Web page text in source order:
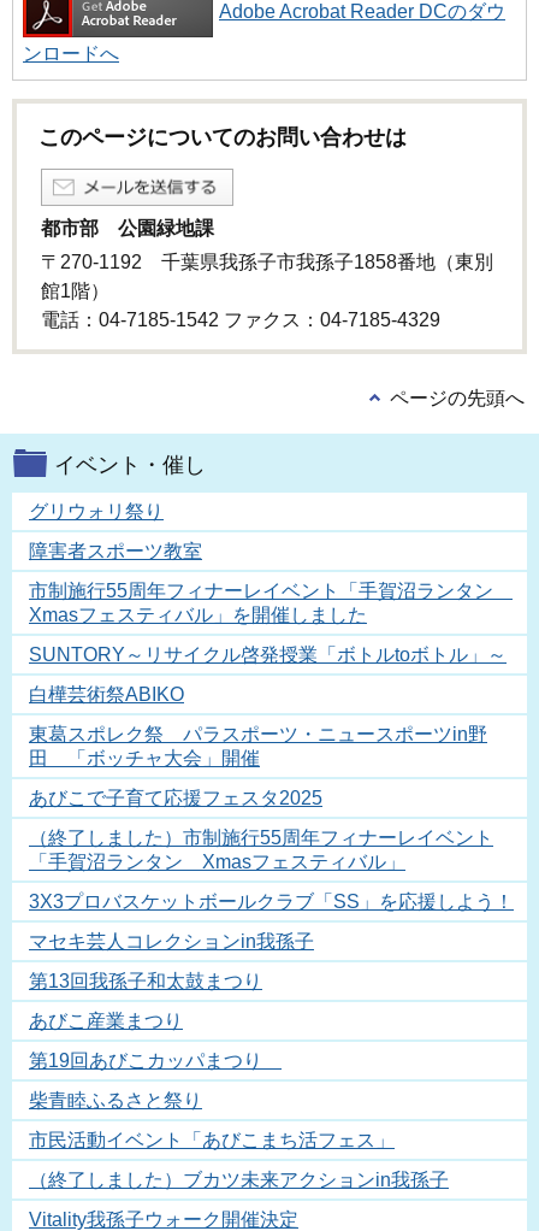
Adobe Acrobat Reader DCのダウ
ンロードへ
このページについてのお問い合わせは
都市部 公園緑地課
〒270-1192 千葉県我孫子市我孫子1858番地（東別
館1階）
電話：04-7185-1542 ファクス：04-7185-4329
ページの先頭へ
イベント・催し
グリウォリ祭り
障害者スポーツ教室
市制施行55周年フィナーレイベント「手賀沼ランタン
Xmasフェスティバル」を開催しました
SUNTORY～リサイクル啓発授業「ボトルtoボトル」～
白樺芸術祭ABIKO
東葛スポレク祭 パラスポーツ・ニュースポーツin野
田 「ボッチャ大会」開催
あびこで子育て応援フェスタ2025
（終了しました）市制施行55周年フィナーレイベント
「手賀沼ランタン Xmasフェスティバル」
3X3プロバスケットボールクラブ「SS」を応援しよう！
マセキ芸人コレクションin我孫子
第13回我孫子和太鼓まつり
あびこ産業まつり
第19回あびこカッパまつり
柴青睦ふるさと祭り
市民活動イベント「あびこまち活フェス」
（終了しました）ブカツ未来アクションin我孫子
Vitality我孫子ウォーク開催決定